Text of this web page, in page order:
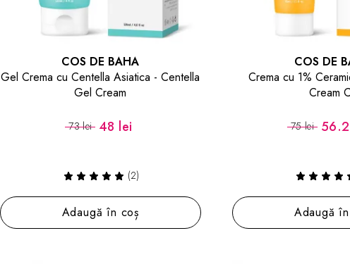
COS DE BAHA
Gel Crema cu Centella Asiatica - Centella
Gel Cream
73 lei 48 lei
(2)
Adaugă în coș
COS DE
Crema cu 1%
Cream
75 lei
Adaugă